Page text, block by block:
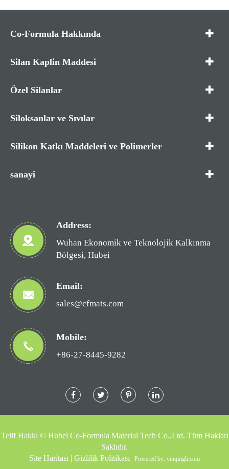
Co-Formula Hakkında
Silan Kaplin Maddesi
Özel Silanlar
Siloksanlar ve Sıvılar
Silikon Katkı Maddeleri ve Polimerler
sanayi
Address:
Wuhan Ekonomik ve Teknolojik Kalkınma
Bölgesi, Hubei
Email:
sales@cfmats.com
Mobile:
+86-27-8445-9282
Telif Hakkı © Hubei Co-Formula Material Tech Co.,Ltd. Tüm Hakları
Saklıdır.
Site Haritası | Gizlilik Politikası Powered by: yinqingli.com